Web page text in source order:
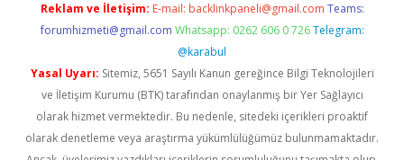
Reklam ve İletişim: E-mail: backlinkpaneli@gmail.com Teams:
forumhizmeti@gmail.com Whatsapp: 0262 606 0 726 Telegram:
@karabul
Yasal Uyarı: Sitemiz, 5651 Sayılı Kanun gereğince Bilgi Teknolojileri
ve İletişim Kurumu (BTK) tarafından onaylanmış bir Yer Sağlayıcı
olarak hizmet vermektedir. Bu nedenle, sitedeki içerikleri proaktif
olarak denetleme veya araştırma yükümlülüğümüz bulunmamaktadır.